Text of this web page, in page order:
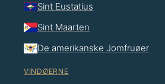
Sint Eustatius
Sint Maarten
De amerikanske Jomfruøer
VINDØERNE